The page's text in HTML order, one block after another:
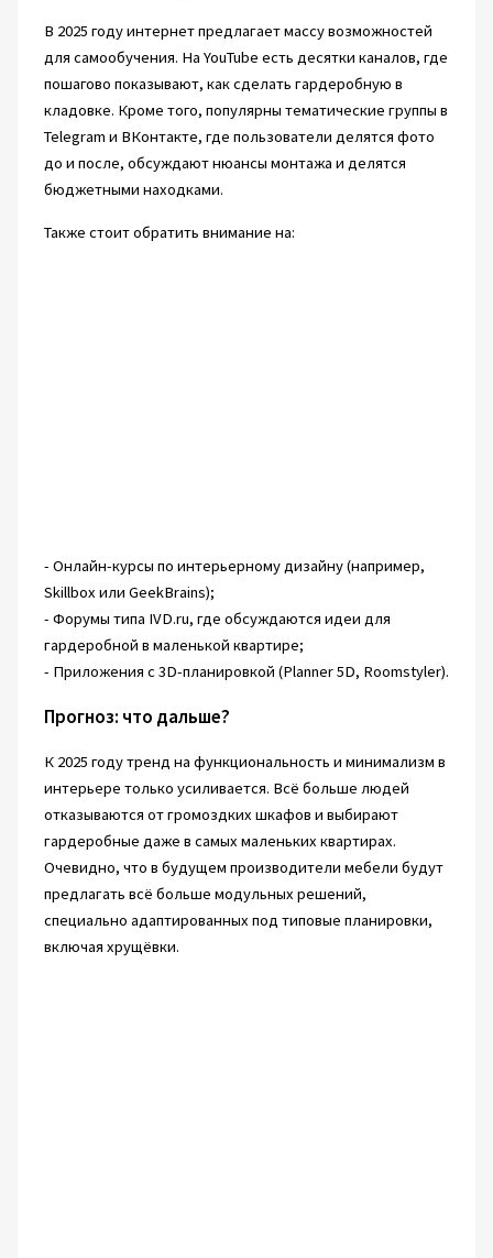
В 2025 году интернет предлагает массу возможностей
для самообучения. На YouTube есть десятки каналов, где
пошагово показывают, как сделать гардеробную в
кладовке. Кроме того, популярны тематические группы в
Telegram и ВКонтакте, где пользователи делятся фото
до и после, обсуждают нюансы монтажа и делятся
бюджетными находками.
Также стоит обратить внимание на:
- Онлайн-курсы по интерьерному дизайну (например,
Skillbox или GeekBrains);
- Форумы типа IVD.ru, где обсуждаются идеи для
гардеробной в маленькой квартире;
- Приложения с 3D-планировкой (Planner 5D, Roomstyler).
Прогноз: что дальше?
К 2025 году тренд на функциональность и минимализм в
интерьере только усиливается. Всё больше людей
отказываются от громоздких шкафов и выбирают
гардеробные даже в самых маленьких квартирах.
Очевидно, что в будущем производители мебели будут
предлагать всё больше модульных решений,
специально адаптированных под типовые планировки,
включая хрущёвки.